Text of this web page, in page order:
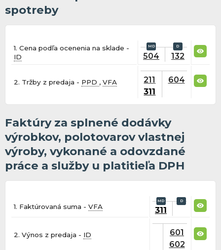
spotreby
1. Cena podľa ocenenia na sklade -
ID
504 132
2. Tržby z predaja - PPD ,VFA
211
311
604
Faktúry za splnené dodávky
výrobkov, polotovarov vlastnej
výroby, vykonané a odovzdané
práce a služby u platitieľa DPH
1. Faktúrovaná suma -VFA 311
2. Výnos z predaja - ID
601
602